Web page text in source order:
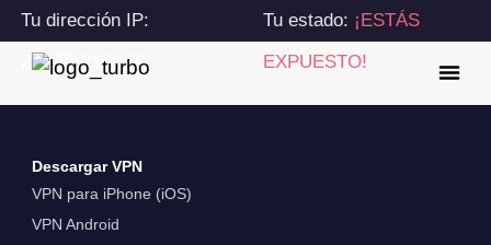
Tu dirección IP:
216.73.216.109
Tu estado: ¡ESTÁS
EXPUESTO!
Descargar VPN
VPN para iPhone (iOS)
VPN Android